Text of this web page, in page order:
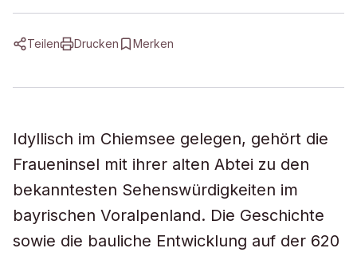
Teilen Drucken Merken
Idyllisch im Chiemsee gelegen, gehört die
Fraueninsel mit ihrer alten Abtei zu den
bekanntesten Sehenswürdigkeiten im
bayrischen Voralpenland. Die Geschichte
sowie die bauliche Entwicklung auf der 620